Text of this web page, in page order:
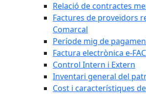
Relació de contractes
Factures de proveïdors
Comarcal
Període mig de
Factura electrònica e-
Control Intern i Extern
Inventari general del
Cost i característiques